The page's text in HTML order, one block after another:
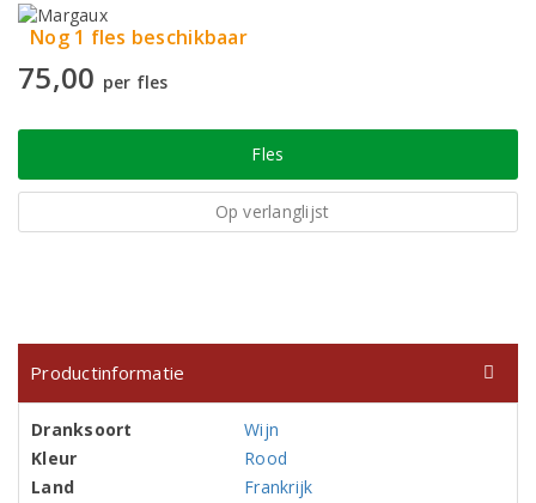
Nog 1 fles beschikbaar
75,00 per fles
Fles
Op verlanglijst
Productinformatie
Dranksoort
Wijn
Kleur
Rood
Land
Frankrijk